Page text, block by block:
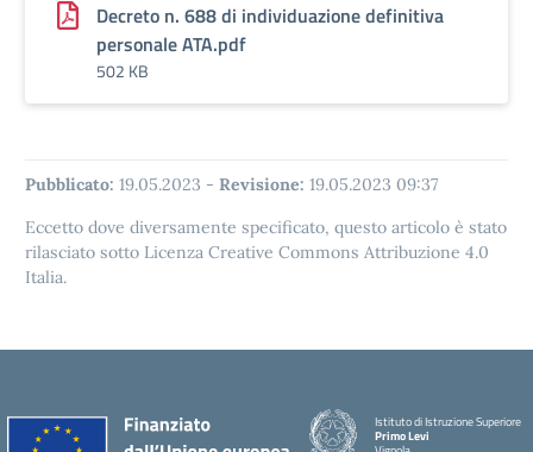
Decreto n. 688 di individuazione definitiva
personale ATA.pdf
502 KB
Pubblicato: 19.05.2023 - Revisione: 19.05.2023 09:37
Eccetto dove diversamente specificato, questo articolo è stato
rilasciato sotto Licenza Creative Commons Attribuzione 4.0
Italia.
Istituto di Istruzione Superiore
Primo Levi